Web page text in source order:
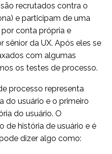
recrutados contra o
e participam de uma
conta própria e
da UX. Após eles se
com algumas
os testes de processo.
processo representa
do usuário e o primeiro
do usuário. O
de história de usuário e é
dizer algo como: